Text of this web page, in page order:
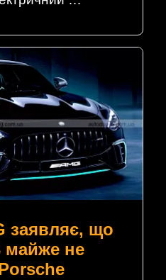
заявляє, що
майже не